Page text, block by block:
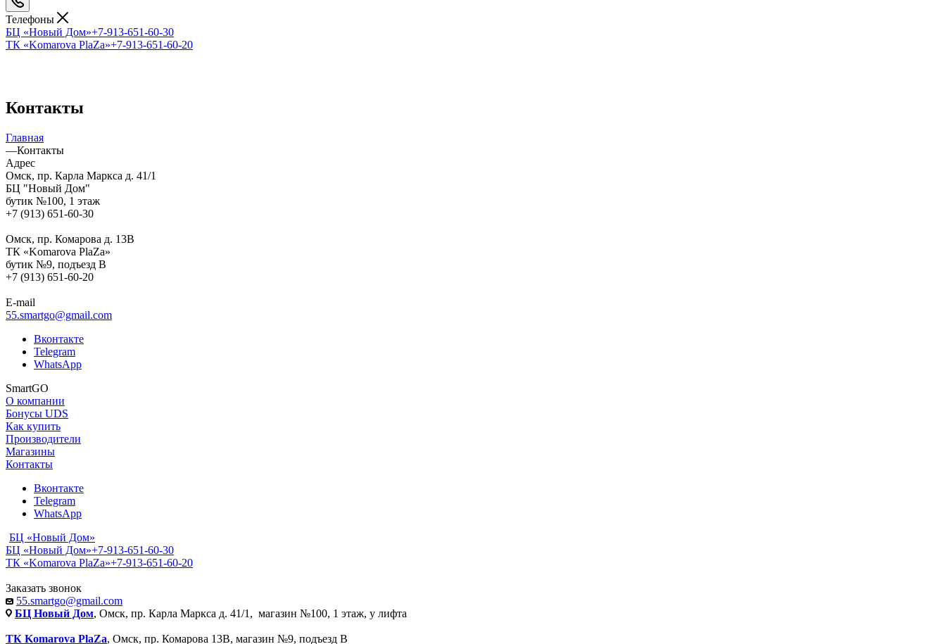
Телефоны
БЦ «Новый Дом»+7-913-651-60-30
ТК «Komarova PlaZa»+7-913-651-60-20
Контакты
Главная
—Контакты
Адрес
Омск, пр. Карла Маркса д. 41/1
БЦ "Новый Дом"
бутик №100, 1 этаж
+7 (913) 651-60-30
Омск, пр. Комарова д. 13В
ТК «Komarova PlaZa»
бутик №9, подъезд В
+7 (913) 651-60-20
E-mail
55.smartgo@gmail.com
Вконтакте
Telegram
WhatsApp
SmartGO
О компании
Бонусы UDS
Как купить
Производители
Магазины
Контакты
Вконтакте
Telegram
WhatsApp
БЦ «Новый Дом»
БЦ «Новый Дом»+7-913-651-60-30
ТК «Komarova PlaZa»+7-913-651-60-20
Заказать звонок
55.smartgo@gmail.com
БЦ Новый Дом, Омск, пр. Карла Маркса д. 41/1, магазин №100, 1 этаж, у лифта
ТК Komarova PlaZa, Омск, пр. Комарова 13В, магазин №9, подъезд В